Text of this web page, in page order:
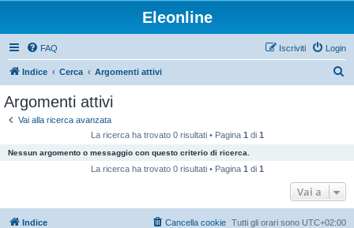
Eleonline
FAQ Login
Iscriviti
Indice Cerca Argomenti attivi
Argomenti attivi
Vai alla ricerca avanzata
La ricerca ha trovato 0 risultati • Pagina 1 di 1
Nessun argomento o messaggio con questo criterio di ricerca.
La ricerca ha trovato 0 risultati • Pagina 1 di 1
Vai a
Indice Tutti gli orari sono UTC+02:00
Cancella cookie